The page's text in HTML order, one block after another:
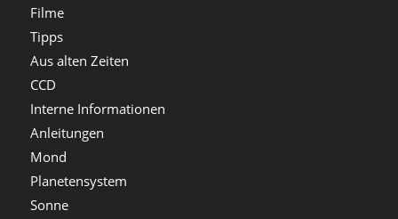
Filme
Tipps
Aus alten Zeiten
CCD
Interne Informationen
Anleitungen
Mond
Planetensystem
Sonne